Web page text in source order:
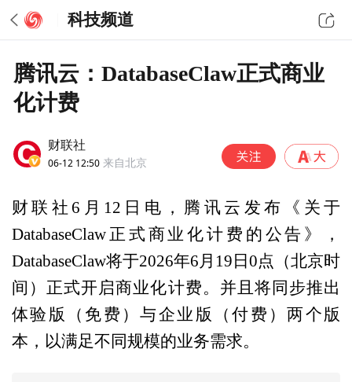
科技频道
腾讯云：DatabaseClaw正式商业
化计费
财联社
06-12 12:50 来自北京
财联社6月12日电，腾讯云发布《关于
DatabaseClaw正式商业化计费的公告》，
DatabaseClaw将于2026年6月19日0点（北京时
间）正式开启商业化计费。并且将同步推出
体验版（免费）与企业版（付费）两个版
本，以满足不同规模的业务需求。